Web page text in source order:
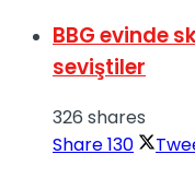
BBG evinde
seviştiler
326 shares
Share130